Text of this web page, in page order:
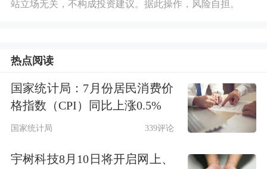
等四大亮点已经有了充分的认知，回归
到投资上，公募和券商还关注哪些核心
站立场无关，不构成投资建议。据此操作，风险自担。
热点阅读
国家统计局：7月份居民消费价
格指数（CPI）同比上涨0.5%
国家统计局 339评论
宇树科技8月10日将开启网上、